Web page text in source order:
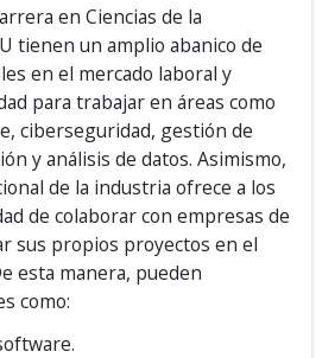
en Ciencias de la
tienen un amplio abanico de
en el mercado laboral y
para trabajar en áreas como
ciberseguridad, gestión de
y análisis de datos. Asimismo,
de la industria ofrece a los
de colaborar con empresas de
sus propios proyectos en el
esta manera, pueden
como: